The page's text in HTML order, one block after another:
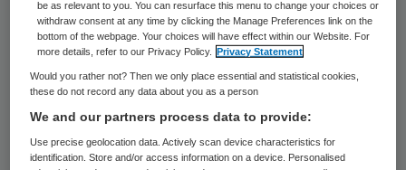
Daarvan antwoordden 111 gemeenten dat
zij externe hulp inhuren. De bureaus helpen
vaak bij het opstellen van plannen,
leveren een kwartiermaker of projectleider.
Het gaat om zowel grote als kleine
be as relevant to you. You can resurface this menu to change your choices or
withdraw consent at any time by clicking the Manage Preferences link on the
bottom of the webpage. Your choices will have effect within our Website. For
more details, refer to our Privacy Policy.
Privacy Statement
Would you rather not? Then we only place essential and statistical cookies,
these do not record any data about you as a person
We and our partners process data to provide:
Use precise geolocation data. Actively scan device characteristics for
identification. Store and/or access information on a device. Personalised